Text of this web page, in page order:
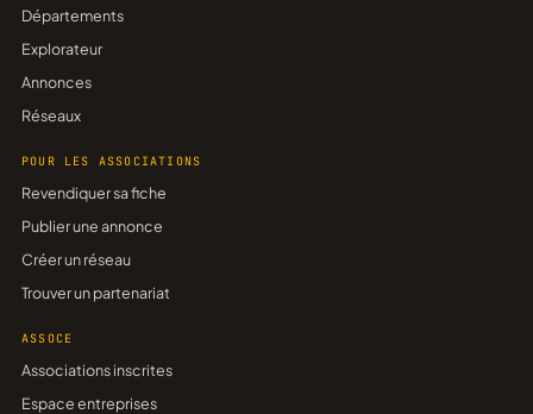
Départements
Explorateur
Annonces
Réseaux
POUR LES ASSOCIATIONS
Revendiquer sa fiche
Publier une annonce
Créer un réseau
Trouver un partenariat
ASSOCE
Associations inscrites
Espace entreprises